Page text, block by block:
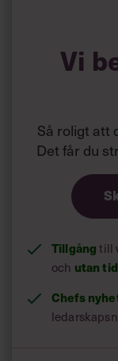
Över 63 procent
Positivt är dock
procent sedan
Vi
Så roligt att
Det får du
Tillgångtill
och utan
Chefs